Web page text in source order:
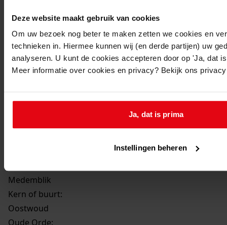
Deze website maakt gebruik van cookies
Om uw bezoek nog beter te maken zetten we cookies en
technieken in. Hiermee kunnen wij (en derde partijen) uw
analyseren. U kunt de cookies accepteren door op 'Ja, dat
Meer informatie over cookies en privacy? Bekijk ons
Ja, dat is prima
Instellingen beheren
Bouwen van een schuur
Datum vergunning:
31-jul-09
Adres:
Oostwoud, Oosteinde 10A
Medemblik
Kern of buurt:
Oostwoud
Oude Orde: